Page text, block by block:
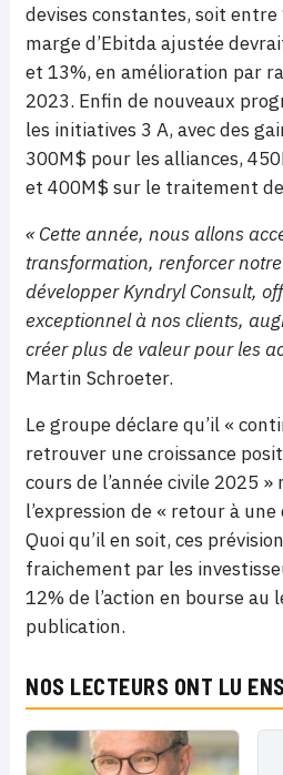
devises constantes, soit
marge d’Ebitda ajustée
et 13%, en amélioration par
2023. Enfin de nouveaux
les initiatives 3 A, avec des
300M$ pour les alliances,
et 400M$ sur le traitement
« Cette année, nous allons
transformation, renforcer
développer Kyndryl Consult,
exceptionnel à nos clients,
créer plus de valeur pour les
Martin Schroeter.
Le groupe déclare qu’il «
retrouver une croissance
cours de l’année civile 2025
l’expression de « retour à
Quoi qu’il en soit, ces
fraichement par les
12% de l’action en bourse au
publication.
NOS LECTEURS ONT LU